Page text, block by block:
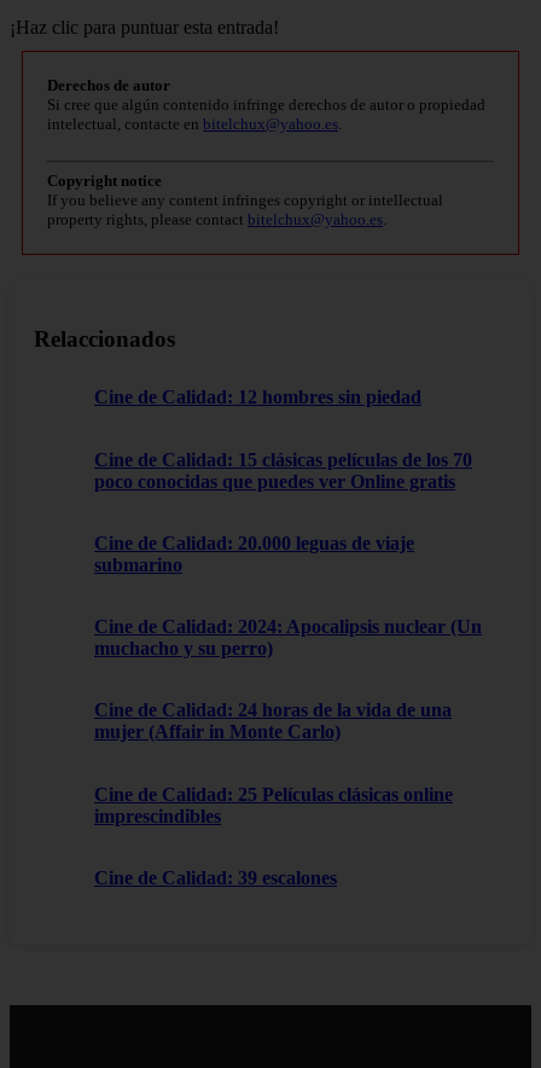
¡Haz clic para puntuar esta entrada!
Derechos de autor
Si cree que algún contenido infringe derechos de autor o propiedad
intelectual, contacte en bitelchux@yahoo.es
Copyright notice
If you believe any content infringes copyright or intellectual
property rights, please contact bitelchux@yahoo.es
Relaccionados
Cine de Calidad: 12 hombres sin piedad
Cine de Calidad: 15 clásicas películas de los 70
poco conocidas que puedes ver Online gratis
Cine de Calidad: 20.000 leguas de viaje
submarino
Cine de Calidad: 2024: Apocalipsis nuclear (Un
muchacho y su perro)
Cine de Calidad: 24 horas de la vida de una
mujer (Affair in Monte Carlo)
Cine de Calidad: 25 Películas clásicas online
imprescindibles
Cine de Calidad: 39 escalones